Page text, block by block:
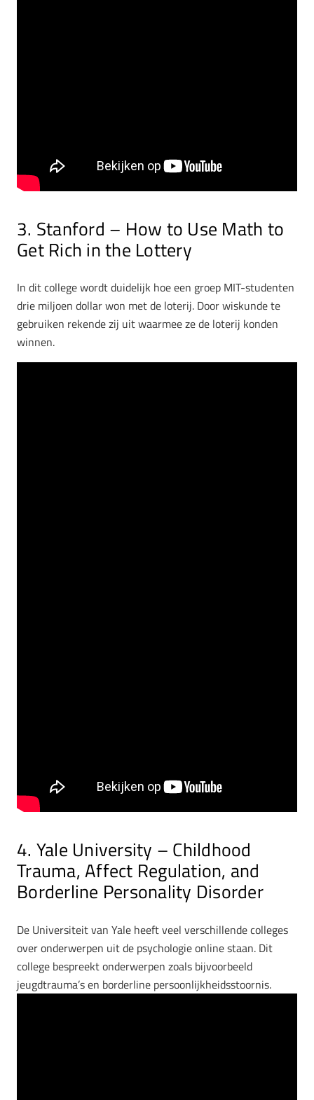
3. Stanford – How to Use Math to
Get Rich in the Lottery
In dit college wordt duidelijk hoe een groep MIT-studenten
drie miljoen dollar won met de loterij. Door wiskunde te
gebruiken rekende zij uit waarmee ze de loterij konden
winnen.
4. Yale University – Childhood
Trauma, Affect Regulation, and
Borderline Personality Disorder
De Universiteit van Yale heeft veel verschillende colleges
over onderwerpen uit de psychologie online staan. Dit
college bespreekt onderwerpen zoals bijvoorbeeld
jeugdtrauma’s en borderline persoonlijkheidsstoornis.